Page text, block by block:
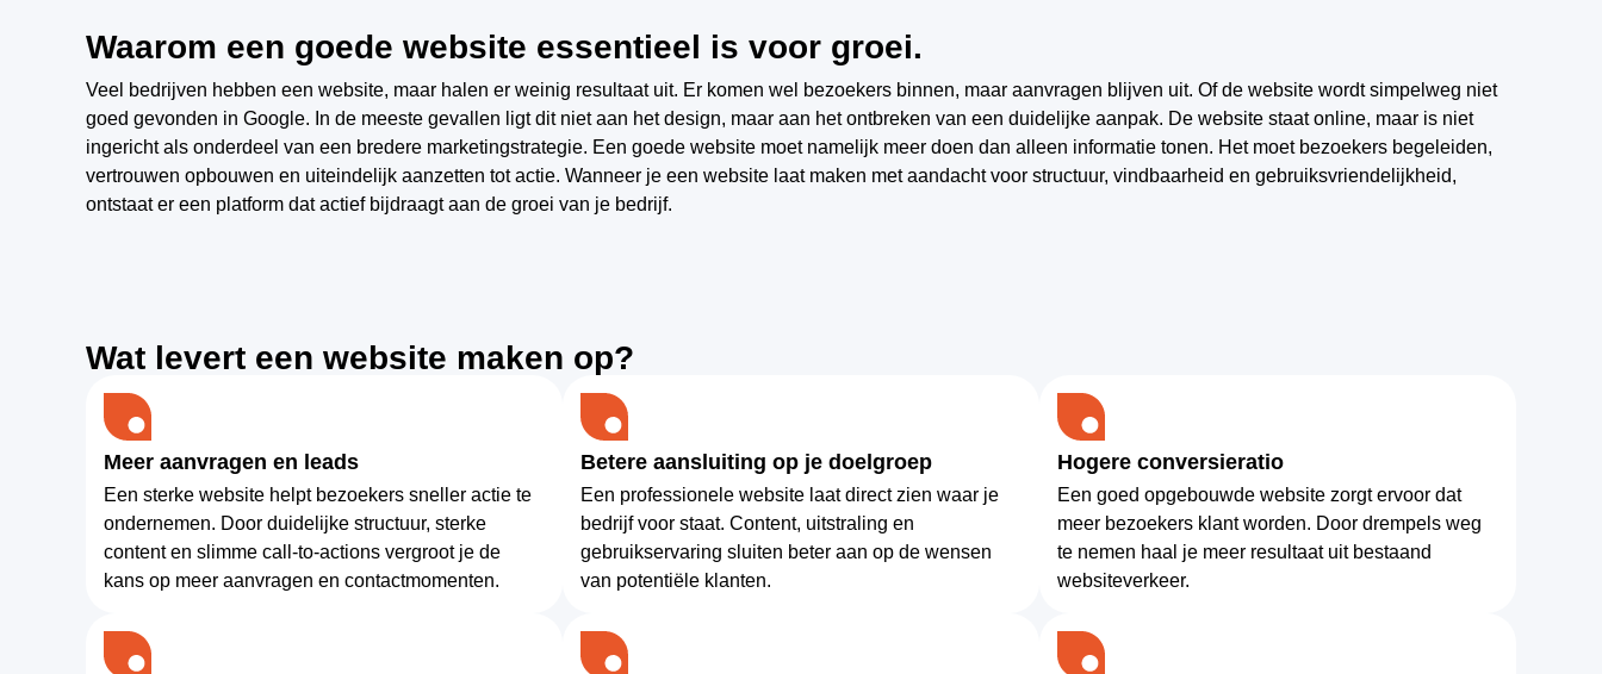
Waarom een goede website essentieel is voor groei.
Veel bedrijven hebben een website, maar halen er weinig resultaat uit. Er komen wel bezoekers binnen, maar aanvragen blijven uit. Of de website wordt simpelweg niet
goed gevonden in Google. In de meeste gevallen ligt dit niet aan het design, maar aan het ontbreken van een duidelijke aanpak. De website staat online, maar is niet
ingericht als onderdeel van een bredere marketingstrategie. Een goede website moet namelijk meer doen dan alleen informatie tonen. Het moet bezoekers begeleiden,
vertrouwen opbouwen en uiteindelijk aanzetten tot actie. Wanneer je een website laat maken met aandacht voor structuur, vindbaarheid en gebruiksvriendelijkheid,
ontstaat er een platform dat actief bijdraagt aan de groei van je bedrijf.
Wat levert een website maken op?
Meer aanvragen en leads
Een sterke website helpt bezoekers sneller actie te
ondernemen. Door duidelijke structuur, sterke
content en slimme call-to-actions vergroot je de
kans op meer aanvragen en contactmomenten.
Betere aansluiting op je doelgroep
Een professionele website laat direct zien waar je
bedrijf voor staat. Content, uitstraling en
gebruikservaring sluiten beter aan op de wensen
van potentiële klanten.
Hogere conversieratio
Een goed opgebouwde website zorgt ervoor dat
meer bezoekers klant worden. Door drempels weg
te nemen haal je meer resultaat uit bestaand
websiteverkeer.